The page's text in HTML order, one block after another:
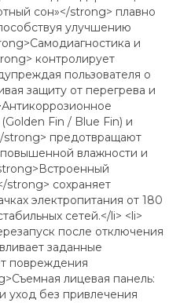
сон»</strong> плавно
улучшению
и
контролирует
пользователя о
защиту от перегрева и
Fin / Blue Fin) и
strong> предотвращают
влажности и
strong> сохраняет
электропитания от 180
сетей.</li> <li>
после отключения
заданные
повреждения
лицевая панель:
уход без привлечения